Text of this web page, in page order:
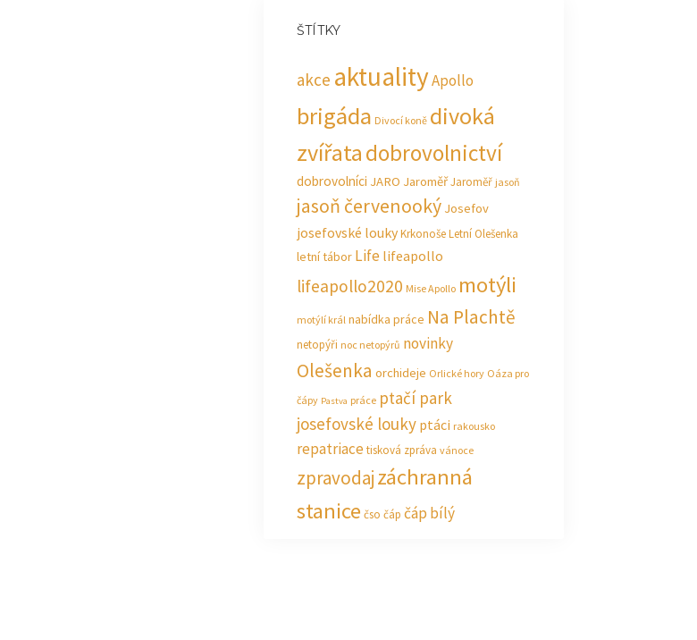
ŠTÍTKY
akce aktualityApollo
brigáda Divocí koně divoká
zvířatadobrovolnictví
dobrovolníci JARO JaroměřJaroměř jasoň
jasoň červenooký Josefov
josefovské loukyKrkonošeLetní Olešenka
letní tábor Life lifeapollo
lifeapollo2020 Mise Apollo motýli
motýlí král nabídka práce Na Plachtě
netopýři noc netopýrů novinky
Olešenka orchideje Orlické hory Oáza pro
čápy Pastva práce ptačí park
josefovské louky ptáci rakousko
repatriacetisková zpráva vánoce
zpravodajzáchranná
stanice čso čáp čáp bílý